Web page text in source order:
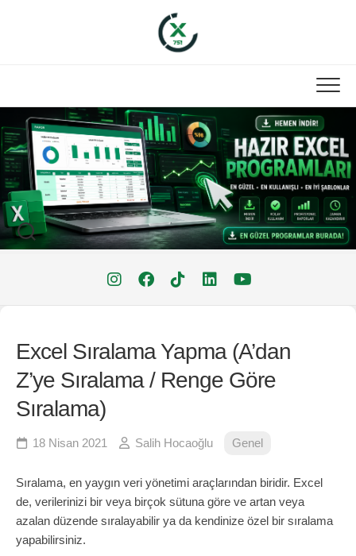
Excel Sıralama Yapma (A’dan
Z’ye Sıralama / Renge Göre
Sıralama)
18 Nisan 2021 Salih Hocaoğlu Genel
Sıralama, en yaygın veri yönetimi araçlarından biridir. Excel
de, verilerinizi bir veya birçok sütuna göre ve artan veya
azalan düzende sıralayabilir ya da kendinize özel bir sıralama
yapabilirsiniz.